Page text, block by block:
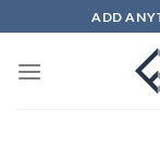
to
content
ADD